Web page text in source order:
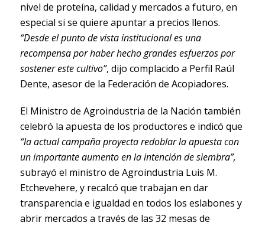
nivel de proteína, calidad y mercados a futuro, en
especial si se quiere apuntar a precios llenos.
“Desde el punto de vista institucional es una
recompensa por haber hecho grandes esfuerzos por
sostener este cultivo”, dijo complacido a Perfil Raúl
Dente, asesor de la Federación de Acopiadores.
El Ministro de Agroindustria de la Nación también
celebró la apuesta de los productores e indicó que
“la actual campaña proyecta redoblar la apuesta con
un importante aumento en la intención de siembra”,
subrayó el ministro de Agroindustria Luis M.
Etchevehere, y recalcó que trabajan en dar
transparencia e igualdad en todos los eslabones y
abrir mercados a través de las 32 mesas de